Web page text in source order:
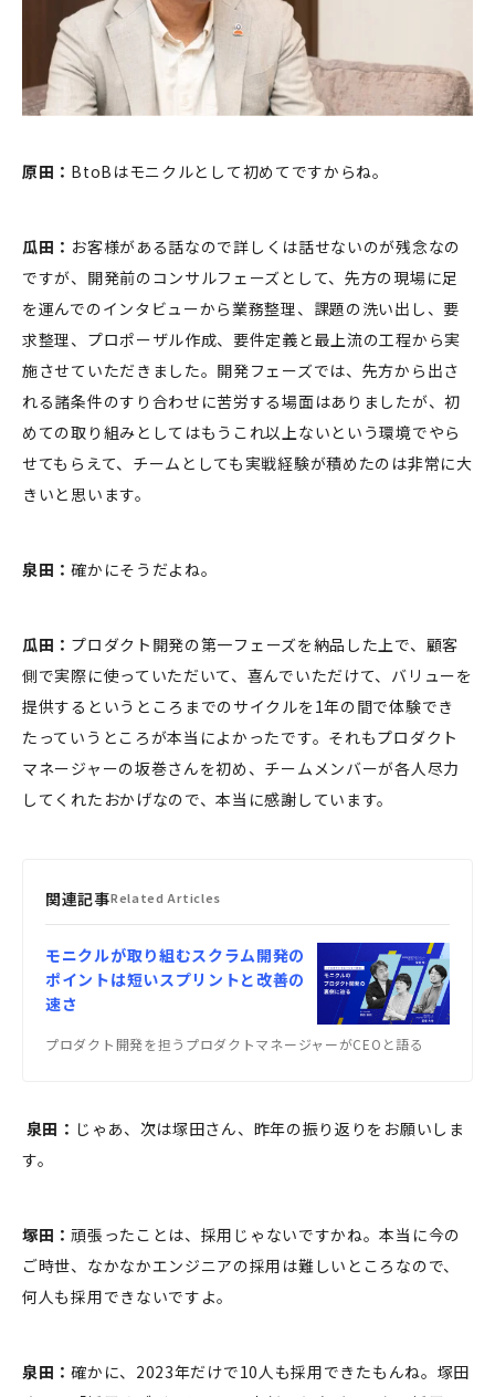
原田： BtoBはモニクルとして初めてですからね。
瓜田： お客様がある話なので詳しくは話せないのが残念なの
ですが、開発前のコンサルフェーズとして、先方の現場に足
を運んでのインタビューから業務整理、課題の洗い出し、要
求整理、プロポーザル作成、要件定義と最上流の工程から実
施させていただきました。開発フェーズでは、先方から出さ
れる諸条件のすり合わせに苦労する場面はありましたが、初
めての取り組みとしてはもうこれ以上ないという環境でやら
せてもらえて、チームとしても実戦経験が積めたのは非常に大
きいと思います。
泉田：確かにそうだよね。
瓜田： プロダクト開発の第一フェーズを納品した上で、顧客
側で実際に使っていただいて、喜んでいただけて、バリューを
提供するというところまでのサイクルを1年の間で体験でき
たっていうところが本当によかったです。それもプロダクト
マネージャーの坂巻さんを初め、チームメンバーが各人尽力
してくれたおかげなので、本当に感謝しています。
関連記事Related Articles
モニクルが取り組むスクラム開発の
ポイントは短いスプリントと改善の
速さ
プロダクト開発を担うプロダクトマネージャーがCEOと語る
泉田： じゃあ、次は塚田さん、昨年の振り返りをお願いしま
す。
塚田：頑張ったことは、採用じゃないですかね。本当に今の
ご時世、なかなかエンジニアの採用は難しいところなので、
何人も採用できないですよ。
泉田：確かに、2023年だけで10人も採用できたもんね。塚田